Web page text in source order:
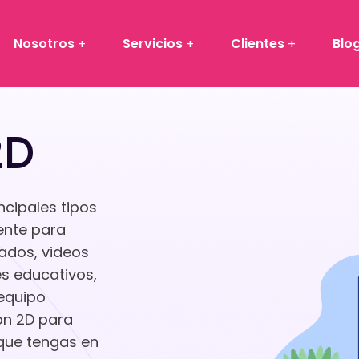
Nosotros Servicios Clientes
tipos
para
videos
educativos,
2D para
tengas en